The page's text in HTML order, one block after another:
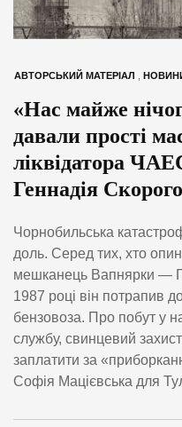
АВТОРСЬКИЙ МАТЕРІАЛ
«Нас майже
давали прості
ліквідатора
Геннадія Скорого
Чорнобильська
доль. Серед тих, хто
мешканець Вапнярки —
1987 році він потрапив
бензовоза. Про побут у
службу, свинцевий
заплатити за
Софія Мацієвська для